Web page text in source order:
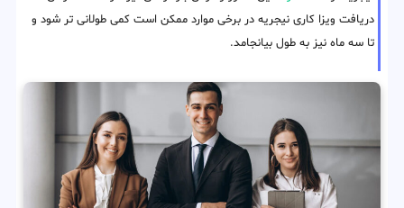
دریافت ویزا کاری نیجریه در برخی موارد ممکن است کمی طولانی تر شود و
تا سه ماه نیز به طول بیانجامد.